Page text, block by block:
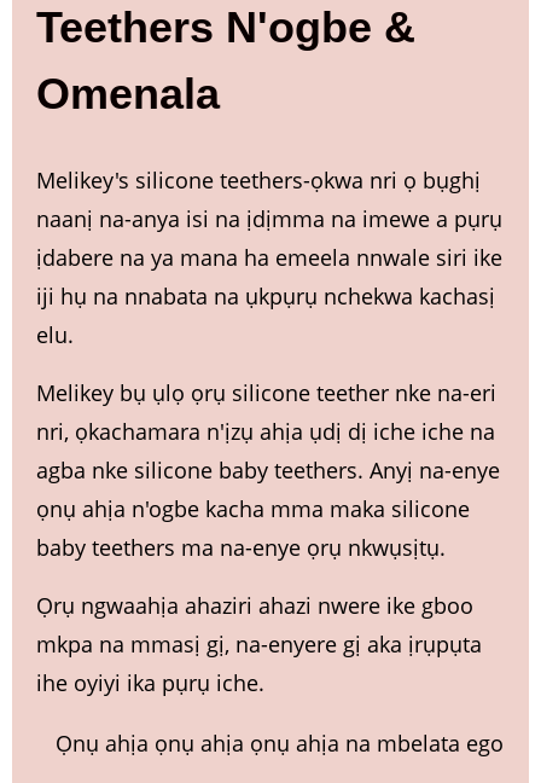
Teethers N'ogbe &
Omenala
Melikey's silicone teethers-ọkwa nri ọ bụghị
naanị na-anya isi na ịdịmma na imewe a pụrụ
ịdabere na ya mana ha emeela nnwale siri ike
iji hụ na nnabata na ụkpụrụ nchekwa kachasị
elu.
Melikey bụ ụlọ ọrụ silicone teether nke na-eri
nri, ọkachamara n'ịzụ ahịa ụdị dị iche iche na
agba nke silicone baby teethers. Anyị na-enye
ọnụ ahịa n'ogbe kacha mma maka silicone
baby teethers ma na-enye ọrụ nkwụsịtụ.
Ọrụ ngwaahịa ahaziri ahazi nwere ike gboo
mkpa na mmasị gị, na-enyere gị aka ịrụpụta
ihe oyiyi ika pụrụ iche.
Ọnụ ahịa ọnụ ahịa ọnụ ahịa na mbelata ego